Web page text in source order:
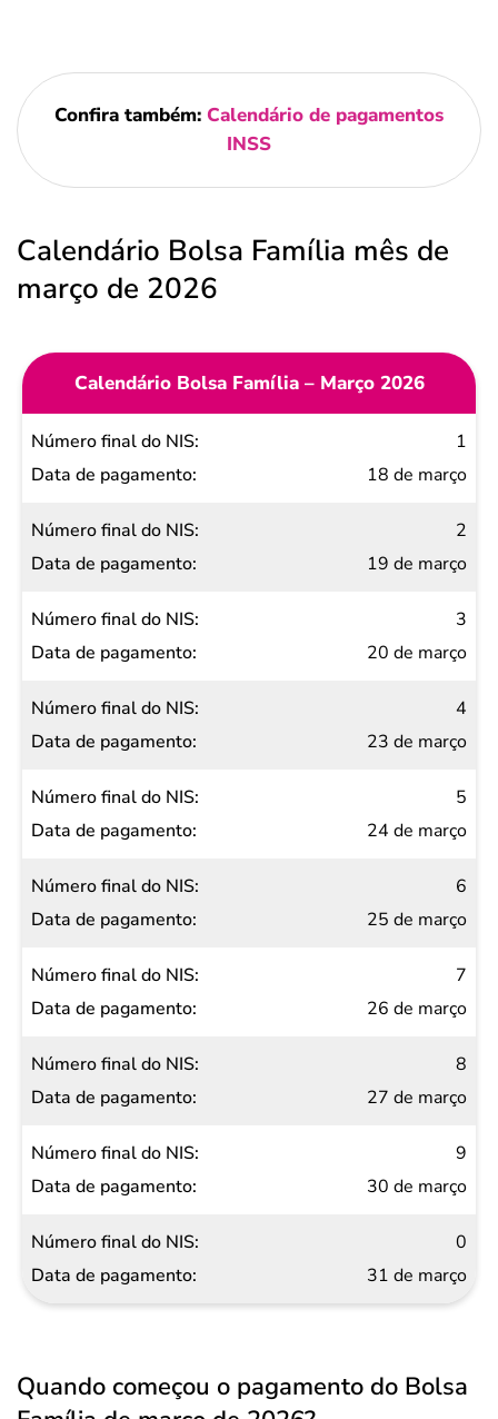
Confira também: Calendário de pagamentos
INSS
Calendário Bolsa Família mês de
março de 2026
Calendário Bolsa Família – Março 2026
Número
final do
Data de
pagamento
1
18 de março
2
19 de março
3
20 de março
4
23 de março
5
24 de março
6
25 de março
7
26 de março
8
27 de março
9
30 de março
0
31 de março
Quando começou o pagamento do Bolsa